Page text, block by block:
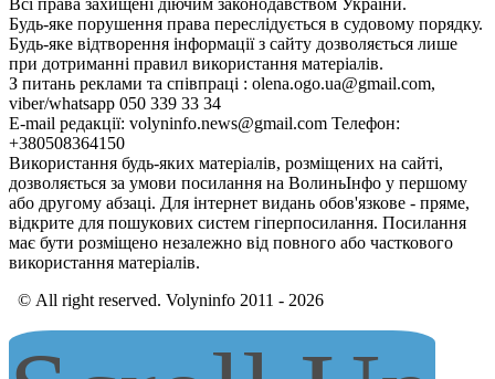
Всі права захищені діючим законодавством України.
Будь-яке порушення права переслідується в судовому порядку.
Будь-яке відтворення інформації з сайту дозволяється лише
при дотриманні правил використання матеріалів.
З питань реклами та співпраці : olena.ogo.ua@gmail.com,
viber/whatsapp 050 339 33 34
E-mail редакції: volyninfo.news@gmail.com Телефон:
+380508364150
Використання будь-яких матеріалів, розміщених на сайті,
дозволяється за умови посилання на ВолиньІнфо у першому
або другому абзаці. Для інтернет видань обов'язкове - пряме,
відкрите для пошукових систем гіперпосилання. Посилання
має бути розміщено незалежно від повного або часткового
використання матеріалів.
© All right reserved. Volyninfo 2011 - 2026